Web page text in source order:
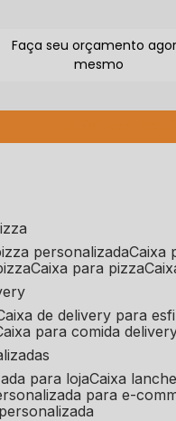
Faça seu orçamento
mesmo
personalizada
caixa para pizza
caixa de delivery para
caixa para comida
para loja caixa
para e-